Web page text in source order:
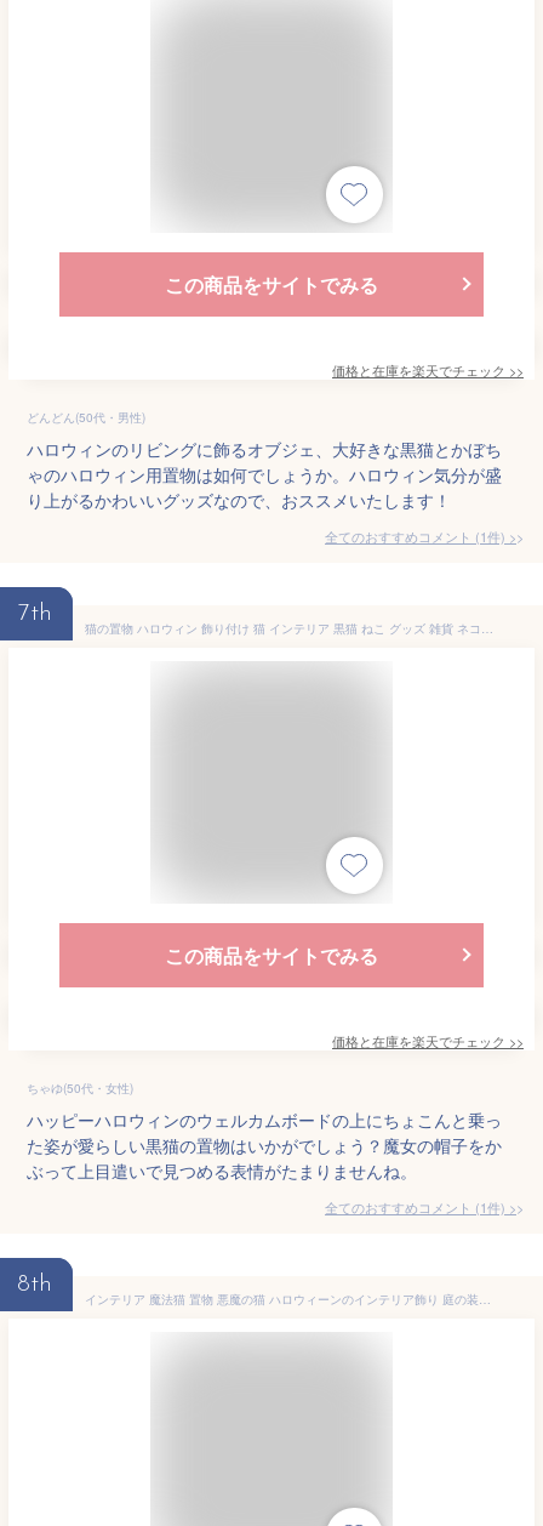
この商品をサイトでみる
価格と在庫を楽天でチェック >>
どんどん(50代・男性)
ハロウィンのリビングに飾るオブジェ、大好きな黒猫とかぼち
ゃのハロウィン用置物は如何でしょうか。ハロウィン気分が盛
り上がるかわいいグッズなので、おススメいたします！
全てのおすすめコメント (1件) >
7th
猫の置物 ハロウィン 飾り付け 猫 インテリア 黒猫 ねこ グッズ 雑貨 ネコ 動物 お座り オーナメント 店舗 秋 ディスプレイ 飾り 店内 屋外 庭 ガーデン 装飾 玄関 猫 ガーデニング ウェルカム 木製 おしゃれ かわいい アンティーク 北欧 オブジェ 秋 小さい ミニチュア
この商品をサイトでみる
価格と在庫を楽天でチェック >>
ちゃゆ(50代・女性)
ハッピーハロウィンのウェルカムボードの上にちょこんと乗っ
た姿が愛らしい黒猫の置物はいかがでしょう？魔女の帽子をか
ぶって上目遣いで見つめる表情がたまりませんね。
全てのおすすめコメント (1件) >
8th
インテリア 魔法猫 置物 悪魔の猫 ハロウィーンのインテリア飾り 庭の装飾 黒猫 角あるの猫 翼あるの猫 ハロウィン 飾り 置物 人気 置物 おしゃれ 北欧 置物 インテリア おしゃれ 玄関 魔法帽子を付けるの猫 黒ヤギ ハロウィーン飾り 飾り物 プレゼント ギフト おしゃれ D